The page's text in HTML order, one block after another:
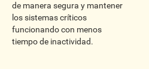
de manera segura y mantener
los sistemas críticos
funcionando con menos
tiempo de inactividad.